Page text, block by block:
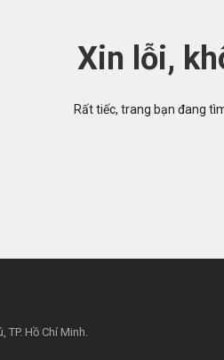
Xin lỗi,
Rất tiếc, trang bạn đang
TP. Hồ Chí Minh.